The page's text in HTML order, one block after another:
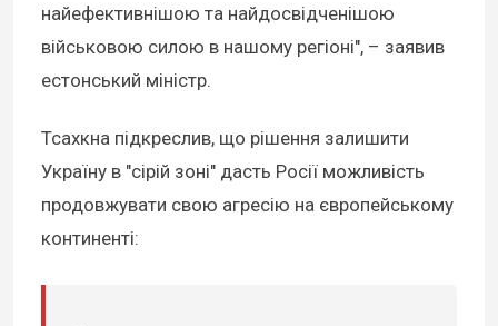
найефективнішою та найдосвідченішою
військовою силою в нашому регіоні", – заявив
естонський міністр.
Тсахкна підкреслив, що рішення залишити
Україну в "сірій зоні" дасть Росії можливість
продовжувати свою агресію на європейському
континенті: